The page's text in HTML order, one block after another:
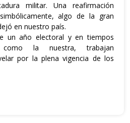
militar. Una reafirmación
algo de la gran
en nuestro país.
un año electoral y en tiempos
como la nuestra, trabajan
por la plena vigencia de los